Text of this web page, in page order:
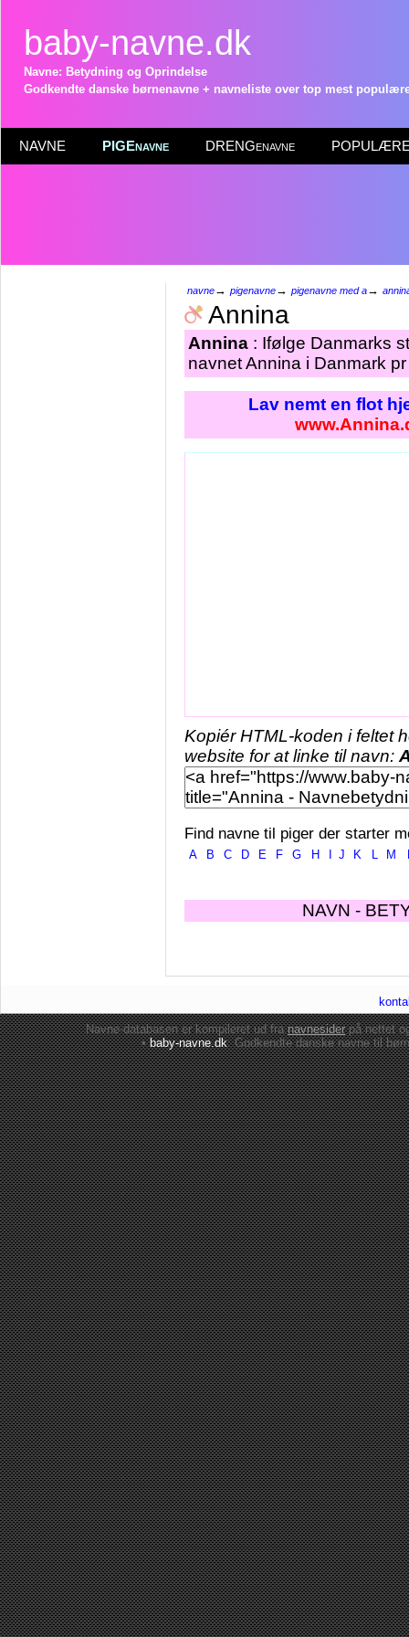
baby-navne.dk
Navne: Betydning og Oprindelse
Godkendte danske børnenavne + navneliste over top mest
NAVNE PIGEnavne DRENGenavne POPULÆRE
navne→ pigenavne→ pigenavne med a→
Annina
Annina : Ifølge Danmarks
navnet Annina i Danmark
Lav nemt en flot
Kopiér HTML-koden i feltet
website for at linke til navn:
Find navne til piger der starter
A B C D E F G H J K L M
NAVN -
Navne-databasen er kompileret ud franavnesiderpå nettet
•baby-navne.dk: Godkendte danskenavne til børn